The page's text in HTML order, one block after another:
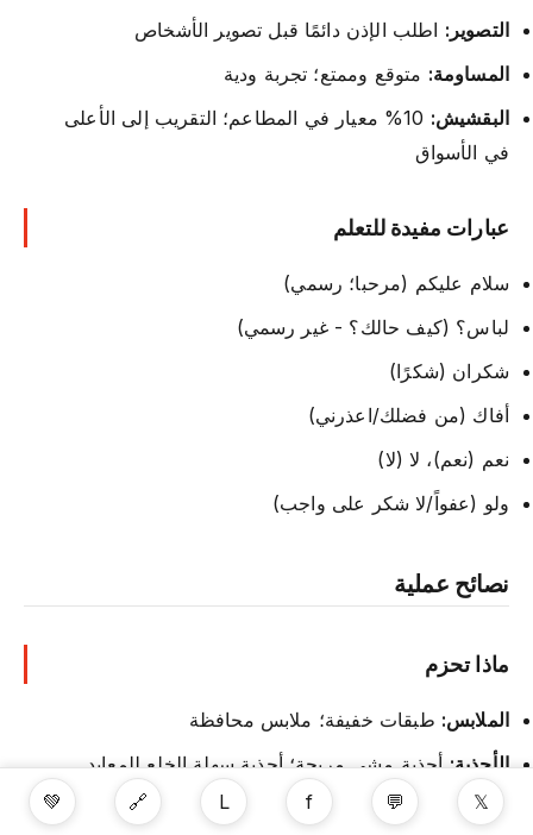
التصوير: اطلب الإذن دائمًا قبل تصوير الأشخاص
المساومة: متوقع وممتع؛ تجربة ودية
البقشيش:
10% معيار في المطاعم؛ التقريب إلى الأعلى
في الأسواق
عبارات مفيدة للتعلم
سلام عليكم (مرحبا؛ رسمي)
لباس؟ (كيف حالك؟ - غير رسمي)
شكران (شكرًا)
أفاك (من فضلك/اعذرني)
نعم (نعم)، لا (لا)
ولو (عفواً/لا شكر على واجب)
نصائح عملية
ماذا تحزم
الملابس: طبقات خفيفة؛ ملابس محافظة
الأحذية:أحذية مشي مريحة؛ أحذية سهلة الخلع للمعابد
الواقي من الشمس:
عامل حماية عالي؛ شمس الصحراء
𝕏
💬
f
L
🔗
💚